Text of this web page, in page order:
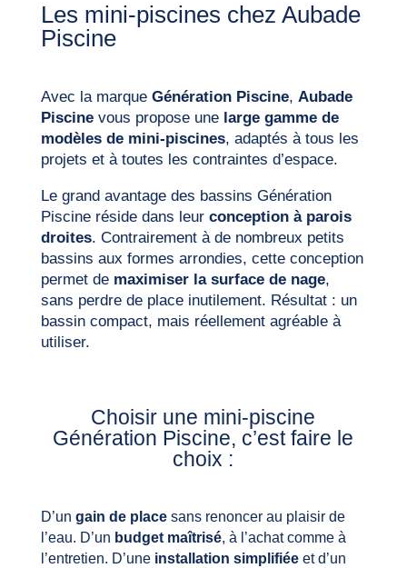
Les mini-piscines chez Aubade
Piscine
Avec la marque Génération Piscine, Aubade
Piscinevous propose une large gamme de
modèles de mini-piscines, adaptés à tous les
projets et à toutes les contraintes d’espace.
Le grand avantage des bassins Génération
Piscine réside dans leur conception à parois
droites. Contrairement à de nombreux petits
bassins aux formes arrondies, cette conception
permet de maximiser la surface de nage,
sans perdre de place inutilement. Résultat : un
bassin compact, mais réellement agréable à
utiliser.
Choisir une mini-piscine
Génération Piscine, c’est faire le
choix :
D’un gain de placesans renoncer au plaisir de
l’eau. D’un budget maîtrisé, à l’achat comme à
l’entretien. D’une installation simplifiée et d’un